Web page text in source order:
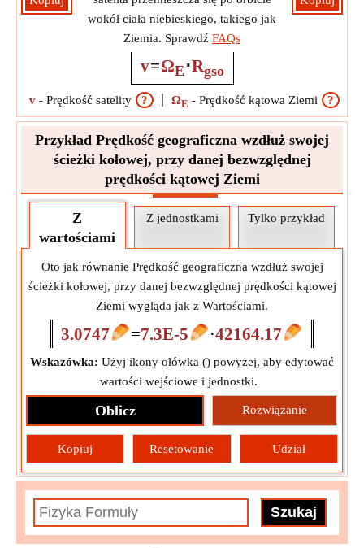
wokół ciała niebieskiego, takiego jak
Ziemia. Sprawdź FAQs
v=ΩE ⋅Rgso
v - Prędkość satelity ? ΩE - Prędkość kątowa Ziemi ?
Przykład Prędkość geograficzna wzdłuż swojej
ścieżki kołowej, przy danej bezwzględnej
prędkości kątowej Ziemi
Z
wartościami
Z jednostkami Tylko przykład
Oto jak równanie Prędkość geograficzna wzdłuż swojej
ścieżki kołowej, przy danej bezwzględnej prędkości kątowej
Ziemi wygląda jak z Wartościami.
3.0747 =7.3E-5 ⋅42164.17
Wskazówka: Użyj ikony ołówka () powyżej, aby edytować
wartości wejściowe i jednostki.
Oblicz Rozwiązanie
Kopiuj Resetowanie Udział